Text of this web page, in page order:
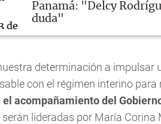
Panamá: "Delcy
duda"
determinación a impulsar
con el régimen interino
el acompañamiento del
lideradas por María